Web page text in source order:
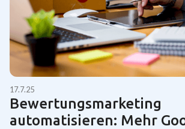
17.7.25
Bewertungsmarketing
automatisieren: Mehr